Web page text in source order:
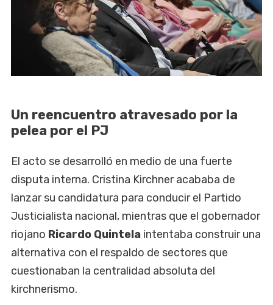
Un reencuentro atravesado por la
pelea por el PJ
El acto se desarrolló en medio de una fuerte
disputa interna. Cristina Kirchner acababa de
lanzar su candidatura para conducir el Partido
Justicialista nacional, mientras que el gobernador
riojano Ricardo Quintela intentaba construir una
alternativa con el respaldo de sectores que
cuestionaban la centralidad absoluta del
kirchnerismo.